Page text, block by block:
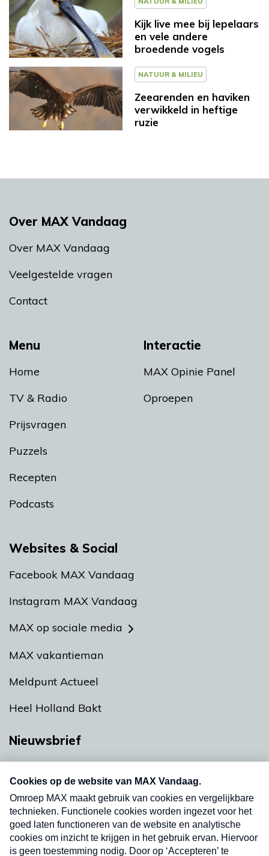
Kijk live mee bij lepelaars
en vele andere
broedende vogels
NATUUR & MILIEU
Zeearenden en haviken
verwikkeld in heftige
ruzie
Menu
Home
TV & Radio
Prijsvragen
Puzzels
Recepten
Podcasts
Interactie
MAX Opinie Panel
Oproepen
Over MAX Vandaag
Over MAX Vandaag
Veelgestelde vragen
Contact
Websites & Social
Facebook MAX Vandaag
Instagram MAX Vandaag
MAX op sociale media
MAX vakantieman
Meldpunt Actueel
Heel Holland Bakt
Nieuwsbrief
nieuwsbrief. Elke vrijdag- en dinsdagochtend in
uw mailbox.
Verzend